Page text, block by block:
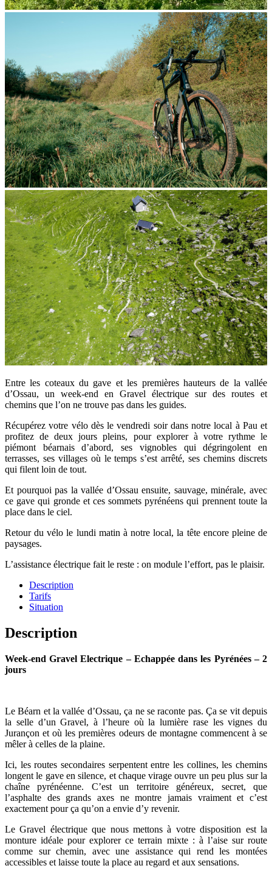
Entre les coteaux du gave et les premières hauteurs de la vallée
d’Ossau, un week-end en Gravel électrique sur des routes et
chemins que l’on ne trouve pas dans les guides.
Récupérez votre vélo dès le vendredi soir dans notre local à Pau et
profitez de deux jours pleins, pour explorer à votre rythme le
piémont béarnais d’abord, ses vignobles qui dégringolent en
terrasses, ses villages où le temps s’est arrêté, ses chemins discrets
qui filent loin de tout.
Et pourquoi pas la vallée d’Ossau ensuite, sauvage, minérale, avec
ce gave qui gronde et ces sommets pyrénéens qui prennent toute la
place dans le ciel.
Retour du vélo le lundi matin à notre local, la tête encore pleine de
paysages.
L’assistance électrique fait le reste : on module l’effort, pas le plaisir.
Description
Tarifs
Situation
Description
Week-end Gravel Electrique – Echappée dans les Pyrénées – 2
jours
Le Béarn et la vallée d’Ossau, ça ne se raconte pas. Ça se vit depuis
la selle d’un Gravel, à l’heure où la lumière rase les vignes du
Jurançon et où les premières odeurs de montagne commencent à se
mêler à celles de la plaine.
Ici, les routes secondaires serpentent entre les collines, les chemins
longent le gave en silence, et chaque virage ouvre un peu plus sur la
chaîne pyrénéenne. C’est un territoire généreux, secret, que
l’asphalte des grands axes ne montre jamais vraiment et c’est
exactement pour ça qu’on a envie d’y revenir.
Le Gravel électrique que nous mettons à votre disposition est la
monture idéale pour explorer ce terrain mixte : à l’aise sur route
comme sur chemin, avec une assistance qui rend les montées
accessibles et laisse toute la place au regard et aux sensations.